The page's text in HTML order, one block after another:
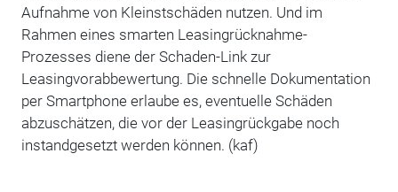
Aufnahme von Kleinstschäden nutzen. Und im
Rahmen eines smarten Leasingrücknahme-
Prozesses diene der Schaden-Link zur
Leasingvorabbewertung. Die schnelle Dokumentation
per Smartphone erlaube es, eventuelle Schäden
abzuschätzen, die vor der Leasingrückgabe noch
instandgesetzt werden können. (kaf)